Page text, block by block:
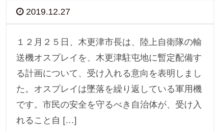
2019.12.27
１２月２５日、木更津市長は、陸上自衛隊の輸
送機オスプレイを、木更津駐屯地に暫定配備す
る計画について、受け入れる意向を表明しまし
た。オスプレイは墜落を繰り返している軍用機
です。市民の安全を守るべき自治体が、受け入
れること自 […]